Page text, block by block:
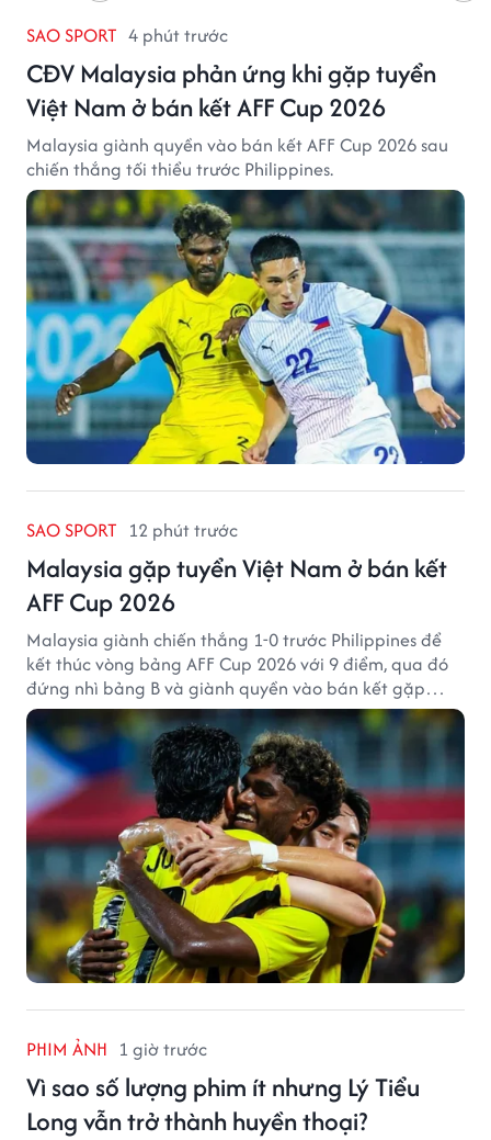
SAO SPORT 4 phút trước
CĐV Malaysia phản ứng khi gặp tuyển
Việt Nam ở bán kết AFF Cup 2026
Malaysia giành quyền vào bán kết AFF Cup 2026 sau
chiến thắng tối thiểu trước Philippines.
SAO SPORT 12 phút trước
Malaysia gặp tuyển Việt Nam ở bán kết
AFF Cup 2026
Malaysia giành chiến thắng 1-0 trước Philippines để
kết thúc vòng bảng AFF Cup 2026 với 9 điểm, qua đó
đứng nhì bảng B và giành quyền vào bán kết gặp
tuyển Việt Nam.
PHIM ẢNH 1 giờ trước
Vì sao số lượng phim ít nhưng Lý Tiểu
Long vẫn trở thành huyền thoại?